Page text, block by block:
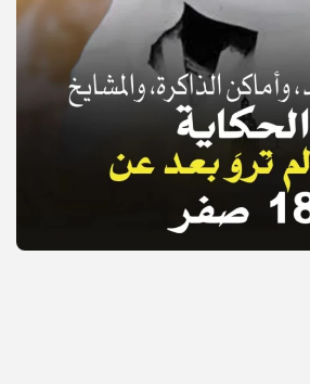
© Copyright 2025, APS